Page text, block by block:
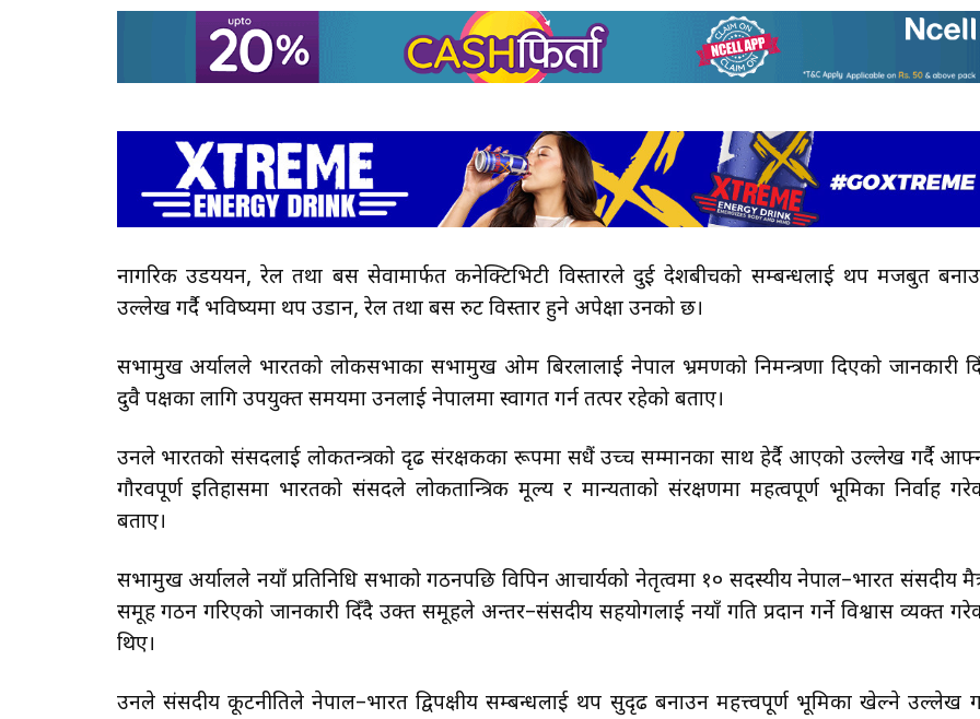
नागरिक उडययन, रेल तथा बस सेवामार्फत कनेक्टिभिटी विस्तारले दुई देशबीचको सम्बन्धलाई थप मजबुत
उल्लेख गर्दै भविष्यमा थप उडान, रेल तथा बस रुट विस्तार हुने अपेक्षा उनको छ।
सभामुख अर्यालले भारतको लोकसभाका सभामुख ओम बिरलालाई नेपाल भ्रमणको निमन्त्रणा दिएको जानकारी
दुवै पक्षका लागि उपयुक्त समयमा उनलाई नेपालमा स्वागत गर्न तत्पर रहेको बताए।
उनले भारतको संसदलाई लोकतन्त्रको दृढ संरक्षकका रूपमा सधैं उच्च सम्मानका साथ हेर्दै आएको उल्लेख गर्दै
गौरवपूर्ण इतिहासमा भारतको संसदले लोकतान्त्रिक मूल्य र मान्यताको संरक्षणमा महत्वपूर्ण भूमिका निर्वाह
बताए।
सभामुख अर्यालले नयाँ प्रतिनिधि सभाको गठनपछि विपिन आचार्यको नेतृत्वमा १० सदस्यीय नेपाल–भारत संसदीय
समूह गठन गरिएको जानकारी दिँदै उक्त समूहले अन्तर–संसदीय सहयोगलाई नयाँ गति प्रदान गर्ने विश्वास व्यक्त
थिए।
उनले संसदीय कूटनीतिले नेपाल–भारत द्विपक्षीय सम्बन्धलाई थप सुदृढ बनाउन महत्त्वपूर्ण भूमिका खेल्ने उल्लेख